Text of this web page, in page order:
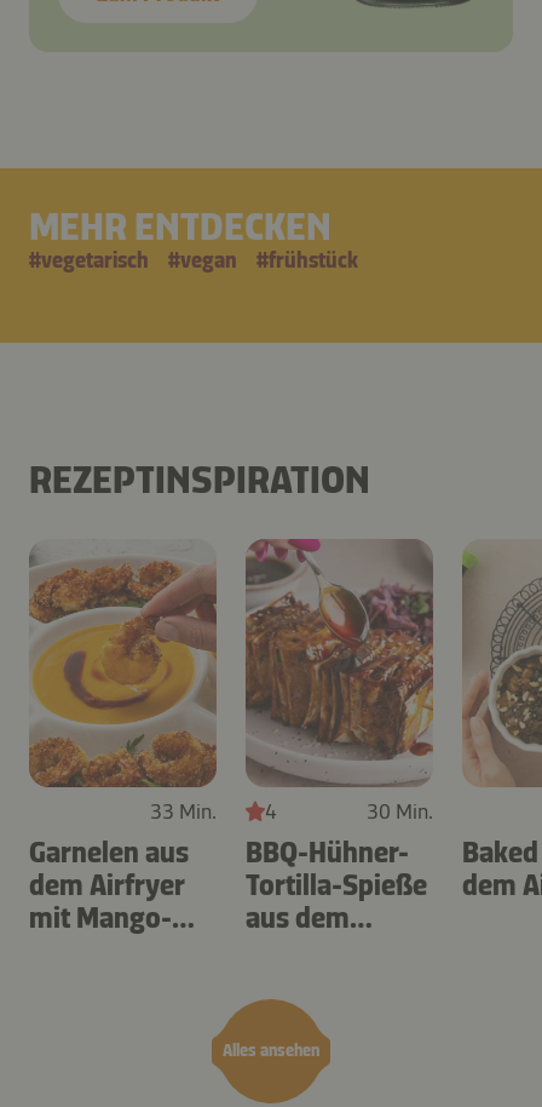
MEHR ENTDECKEN
#vegetarisch #vegan #frühstück
REZEPTINSPIRATION
Alles ansehen
33 Min.
Garnelen aus
dem Airfryer
mit Mango-
4 30 Min.
BBQ-Hühner-
Tortilla-Spieße
aus dem
dem